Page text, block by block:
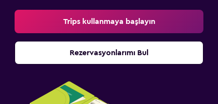
Sağlık ve güvenlik
Trips kullanmaya başlayın
Rezervasyonlarımı Bul